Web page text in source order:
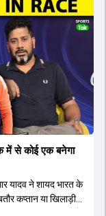
में से कोई एक बनेगा
यादव ने शायद भारत के
कप्तान या खिलाड़ी
टी20 सीरीज के